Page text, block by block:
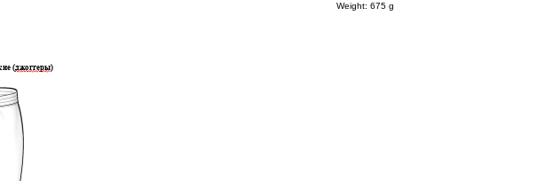
Weight: 675 g